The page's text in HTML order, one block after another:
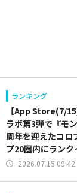
ランキング
【App Store(7/
ラボ第3弾で『モ
周年を迎えたコロ
プ20圏内にランク
2026.07.15 09:42